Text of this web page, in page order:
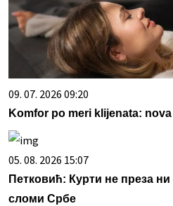
09. 07. 2026 09:20
Komfor po meri klijenata:
05. 08. 2026 15:07
Петковић: Курти не преза
сломи Србе